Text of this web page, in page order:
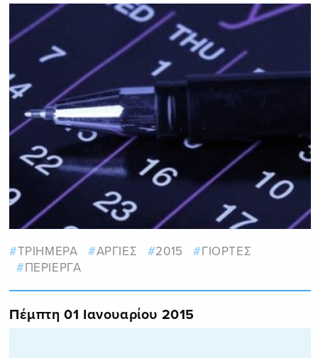
ΤΡΙΗΜΕΡΑ ΑΡΓΙΕΣ 2015
ΓΙΟΡΤΕΣ
ΠΕΡΙΕΡΓΑ
Πέμπτη 01 Ιανουαρίου 2015